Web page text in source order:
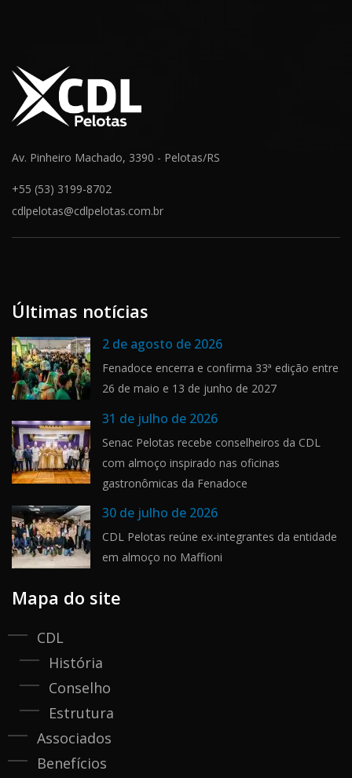
Av. Pinheiro Machado, 3390 - Pelotas/RS
+55 (53) 3199-8702
cdlpelotas@cdlpelotas.com.br
Últimas notícias
2 de agosto de 2026
Fenadoce encerra e confirma 33ª edição entre
26 de maio e 13 de junho de 2027
31 de julho de 2026
Senac Pelotas recebe conselheiros da CDL
com almoço inspirado nas oficinas
gastronômicas da Fenadoce
30 de julho de 2026
CDL Pelotas reúne ex-integrantes da entidade
em almoço no Maffioni
Mapa do site
CDL
História
Conselho
Estrutura
Associados
Benefícios